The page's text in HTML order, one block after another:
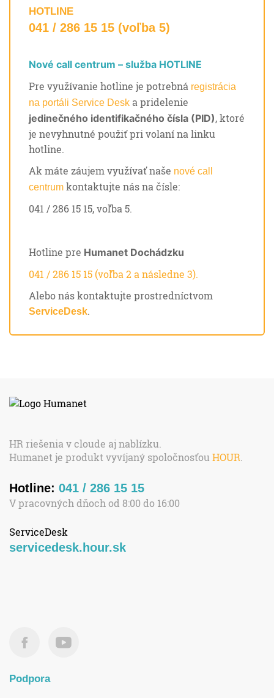
HOTLINE
041 / 286 15 15 (voľba 5)
Nové call centrum – služba HOTLINE
Pre využívanie hotline je potrebná registrácia
na portáli Service Desk a pridelenie
jedinečného identifikačného čísla (PID), ktoré
je nevyhnutné použiť pri volaní na linku
hotline.
Ak máte záujem využívať naše nové call
centrum kontaktujte nás na čísle:
041 / 286 15 15, voľba 5.
Hotline pre Humanet Dochádzku
041 / 286 15 15 (voľba 2 a následne 3).
Alebo nás kontaktujte prostredníctvom
ServiceDesk.
HR riešenia v cloude aj nablízku.
Humanet je produkt vyvíjaný spoločnosťou HOUR
Hotline: 041 / 286 15 15
V pracovných dňoch od 8:00 do 16:00
ServiceDesk
servicedesk.hour.sk
Podpora